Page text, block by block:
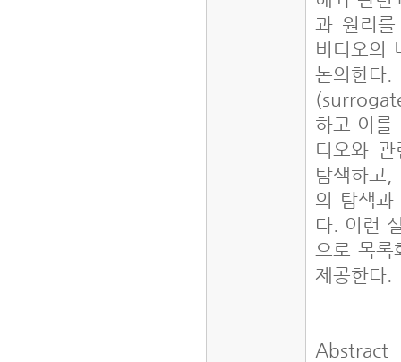
과 원리를
비디오의
논의한다.
하고 이를
디오와
탐색하고
의 탐색과
다. 이런
으로 목록
제공한다.
Abstract